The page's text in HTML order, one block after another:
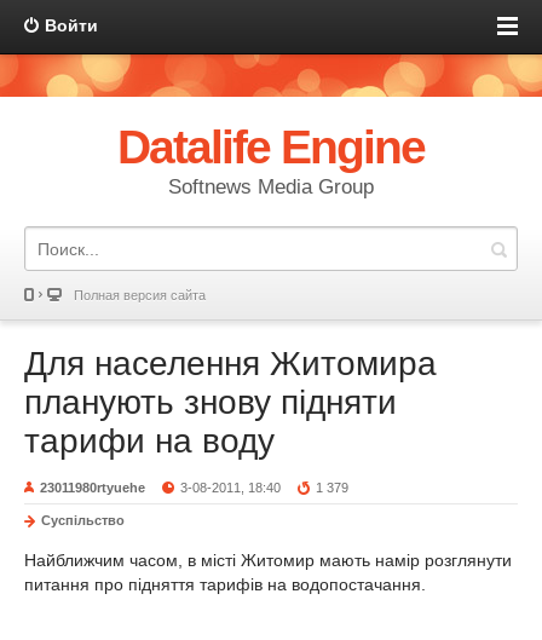
Войти
Datalife Engine
Softnews Media Group
Полная версия сайта
Для населення Житомира
планують знову підняти
тарифи на воду
23011980rtyuehe 3-08-2011, 18:40 1 379
Суспільство
Найближчим часом, в місті Житомир мають намір розглянути
питання про підняття тарифів на водопостачання.